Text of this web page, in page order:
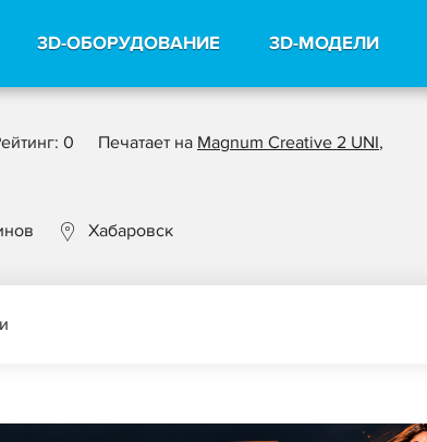
3D-ОБОРУДОВАНИЕ 3D-МОДЕЛИ
0 Печатает на Magnum Creative 2 UNI,
Хабаровск